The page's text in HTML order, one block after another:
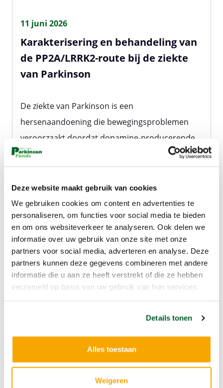
Deze website maakt gebruik van cookies
We gebruiken cookies om content en advertenties te
personaliseren, om functies voor social media te bieden
en om ons websiteverkeer te analyseren. Ook delen we
informatie over uw gebruik van onze site met onze
partners voor social media, adverteren en analyse. Deze
partners kunnen deze gegevens combineren met andere
informatie die u aan ze heeft verstrekt of die ze hebben
verzameld op basis van uw gebruik van hun services.
Details tonen
Alles toestaan
Weigeren
11 juni 2026
Karakterisering en behandeling van
de PP2A/LRRK2-route bij de ziekte
van Parkinson
De ziekte van Parkinson is een
hersenaandoening die bewegingsproblemen
veroorzaakt doordat dopamine-producerende
hersencellen afsterven. Een eiwit genaamd
schadelijk is voor...
Lees meer